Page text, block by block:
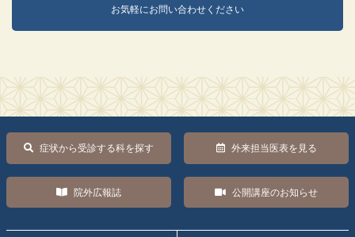
お気軽にお問い合わせください
症状から受診する科を探す 外来担当医表を見る
院外広報誌 公開講座のお知らせ